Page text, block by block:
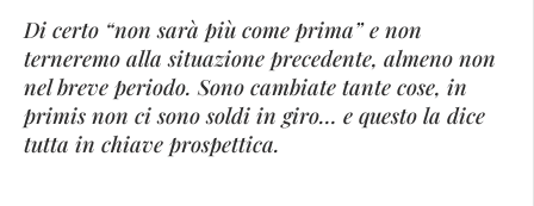
Di certo “non sarà più come prima” e non
terneremo alla situazione precedente, almeno non
nel breve periodo. Sono cambiate tante cose, in
primis non ci sono soldi in giro… e questo la dice
tutta in chiave prospettica.